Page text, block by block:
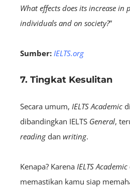
What effects does its increase in
individuals and on society?”
Sumber: IELTS.org
7. Tingkat Kesulitan
Secara umum, IELTS Academic
dibandingkan IELTS General,
readingdan writing.
Kenapa? Karena IELTS Academic
memastikan kamu siap